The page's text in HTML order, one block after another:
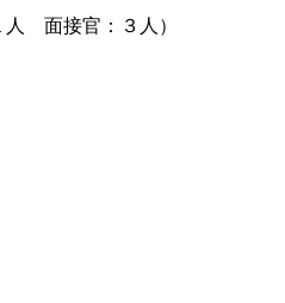
面接官：３人）